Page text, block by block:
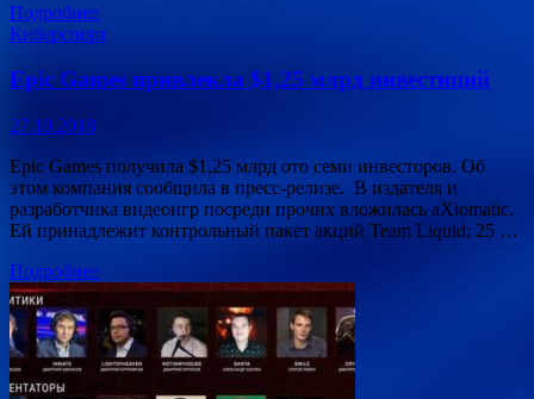
Подробнее
Киберспорт
Epic Games привлекла $1,25 млрд инвестиций
27.10.2018
Epic Games получила $1,25 млрд ото семи инвесторов. Об
этом компания сообщила в пресс-релизе. В издателя и
разработчика видеоигр посреди прочих вложилась aXiomatic.
Ей принадлежит контрольный пакет акций Team Liquid; 25 …
Подробнее